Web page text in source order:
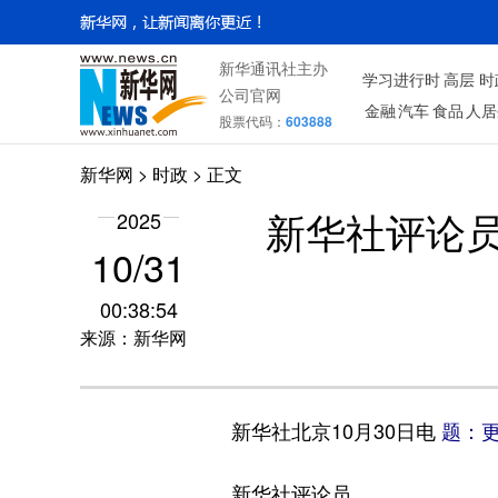
新华通讯社主办
公司官网
股票代码： 603888
学习进行时 高层
金融 汽车 食品 人
新华网 > 时政 > 正文
2025
10/31
00:38:54
来源：新华网
新华社评论
新华社北京10月30日电 题：
新华社评论员